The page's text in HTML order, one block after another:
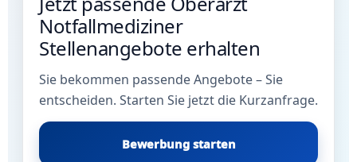
Notfallmediziner
Stellenangebote erhalten
Sie bekommen passende Angebote – Sie
entscheiden. Starten Sie jetzt die Kurzanfrage.
Bewerbung starten